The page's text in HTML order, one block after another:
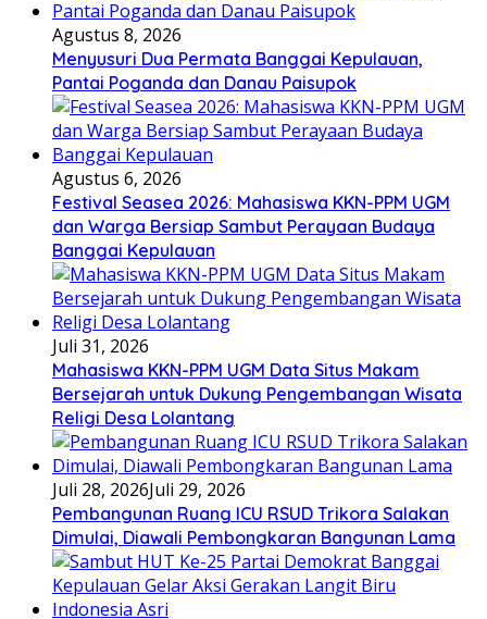
Agustus 8, 2026
Menyusuri Dua Permata Banggai Kepulauan,
Pantai Poganda dan Danau Paisupok
Agustus 6, 2026
Festival Seasea 2026: Mahasiswa KKN-PPM UGM
dan Warga Bersiap Sambut Perayaan Budaya
Banggai Kepulauan
Juli 31, 2026
Mahasiswa KKN-PPM UGM Data Situs Makam
Bersejarah untuk Dukung Pengembangan Wisata
Religi Desa Lolantang
Juli 28, 2026Juli 29, 2026
Pembangunan Ruang ICU RSUD Trikora Salakan
Dimulai, Diawali Pembongkaran Bangunan Lama